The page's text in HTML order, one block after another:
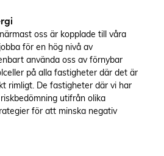
oss är kopplade till våra
för en hög nivå av
använda oss av förnybar
på alla fastigheter där det är
rimligt. De fastigheter där vi har
utifrån olika
för att minska negativ